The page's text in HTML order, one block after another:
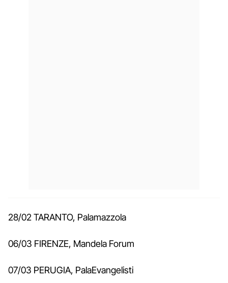
28/02 TARANTO, Palamazzola
06/03 FIRENZE, Mandela Forum
07/03 PERUGIA, PalaEvangelisti